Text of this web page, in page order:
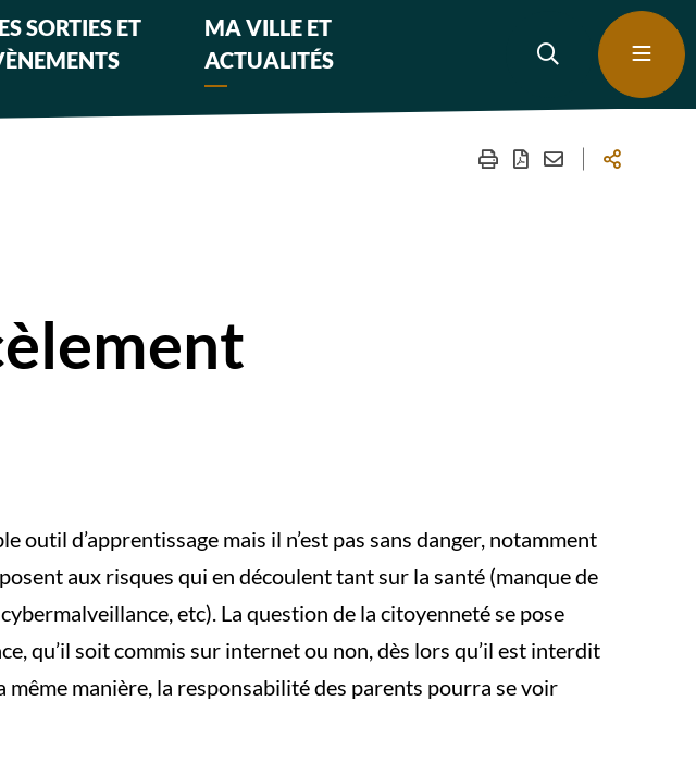
SORTIES ET
MA VILLE ET
ACTUALITÉS
d’apprentissage mais il n’est pas sans danger, notamment
aux risques qui en découlent tant sur la santé (manque de
etc). La question de la citoyenneté se pose
qu’il soit commis sur internet ou non, dès lors qu’il est interdit
manière, la responsabilité des parents pourra se voir